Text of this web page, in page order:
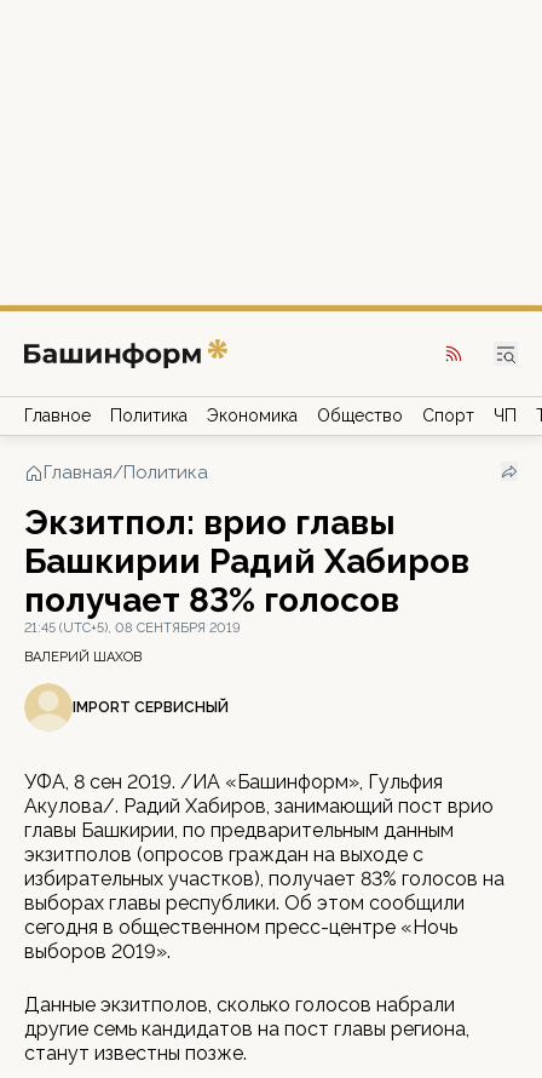
Главное Политика Экономика Общество Спорт ЧП
Главная/Политика
Экзитпол: врио главы
Башкирии Радий Хабиров
получает 83% голосов
21:45 (UTC+5), 08 СЕНТЯБРЯ 2019
ВАЛЕРИЙ ШАХОВ
IMPORT СЕРВИСНЫЙ
УФА, 8 сен 2019. /ИА «Башинформ», Гульфия
Акулова/. Радий Хабиров, занимающий пост врио
главы Башкирии, по предварительным данным
экзитполов (опросов граждан на выходе с
избирательных участков), получает 83% голосов на
выборах главы республики. Об этом сообщили
сегодня в общественном пресс-центре «Ночь
выборов 2019».
Данные экзитполов, сколько голосов набрали
другие семь кандидатов на пост главы региона,
станут известны позже.